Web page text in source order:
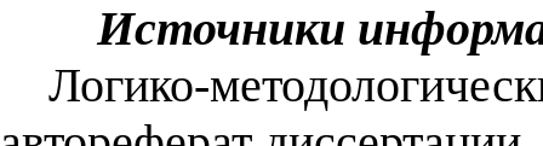
Источники
Логико-